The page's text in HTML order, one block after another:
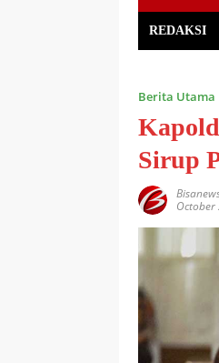
REDAKSI
Berita Utama
Sirup